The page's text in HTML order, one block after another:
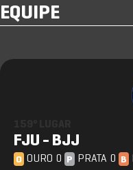
EQUIPE
FJU - BJJ
O OURO 0 P PRATA 0 B